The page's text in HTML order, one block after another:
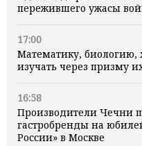
пережившего ужасы
17:00
Математику,
изучать через призму
16:58
Производители Чечни
гастробренды на
России» в Москве